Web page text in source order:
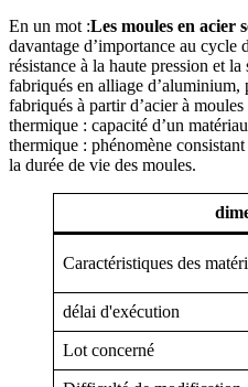
En un mot :Les moules en acier
davantage d’importance au cycle
résistance à la haute pression et
fabriqués en alliage d’aluminium,
fabriqués à partir d’acier à
thermique : capacité d’un
thermique : phénomène
la durée de vie des moules.
Caractéristiques des
délai d'exécution
Lot concerné